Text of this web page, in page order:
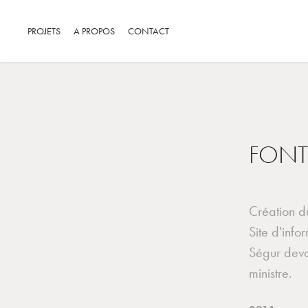
PROJETS A PROPOS CONTACT
Création
Site
Ségur
ministre.